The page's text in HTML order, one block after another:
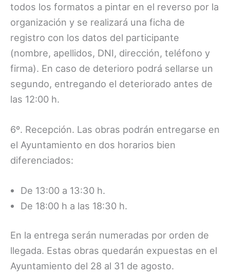
todos los formatos a pintar en el reverso por la
organización y se realizará una ficha de
registro con los datos del participante
(nombre, apellidos, DNI, dirección, teléfono y
firma). En caso de deterioro podrá sellarse un
segundo, entregando el deteriorado antes de
las 12:00 h.
6º. Recepción. Las obras podrán entregarse en
el Ayuntamiento en dos horarios bien
diferenciados:
De 13:00 a 13:30 h.
De 18:00 h a las 18:30 h.
En la entrega serán numeradas por orden de
llegada. Estas obras quedarán expuestas en el
Ayuntamiento del 28 al 31 de agosto.